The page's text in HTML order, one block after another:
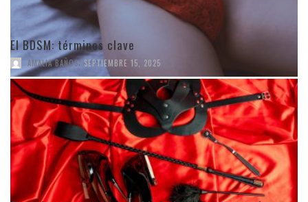
El BDSM: términos clave
AMALIA BAÑOS, SEPTIEMBRE 15, 2025